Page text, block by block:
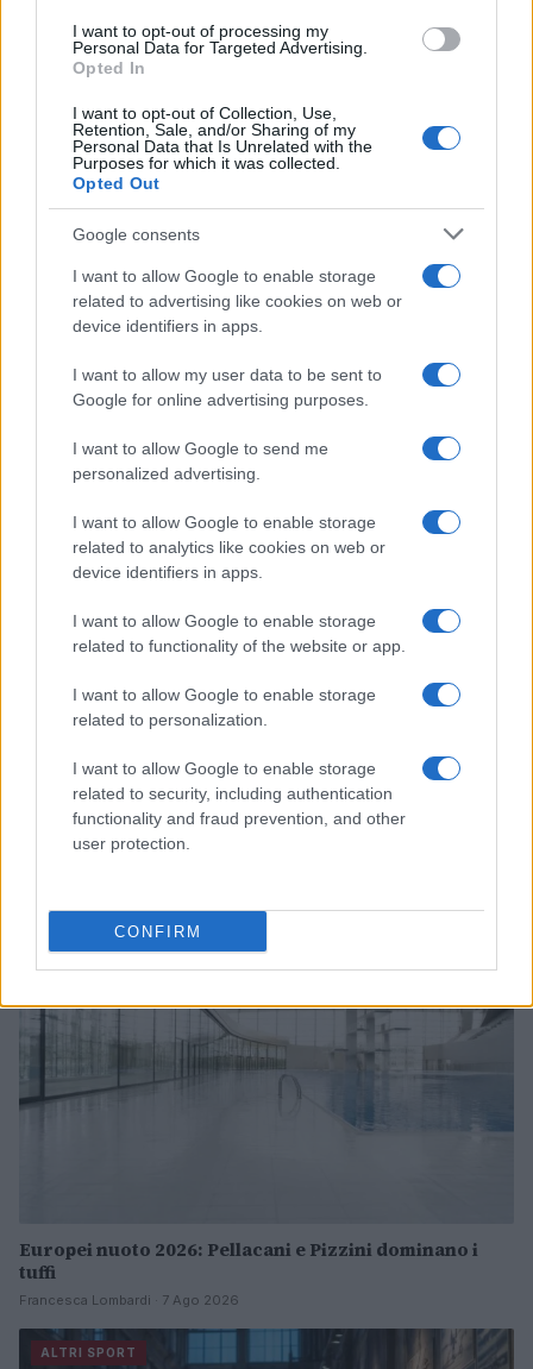
I want to opt-out of processing my
Personal Data for Targeted Advertising.
Opted In
I want to opt-out of Collection, Use,
Retention, Sale, and/or Sharing of my
Personal Data that Is Unrelated with the
Purposes for which it was collected.
Opted Out
Google consents
I want to allow Google to enable storage
related to advertising like cookies on web or
device identifiers in apps.
I want to allow my user data to be sent to
Google for online advertising purposes.
I want to allow Google to send me
personalized advertising.
I want to allow Google to enable storage
related to analytics like cookies on web or
device identifiers in apps.
I want to allow Google to enable storage
related to functionality of the website or app.
I want to allow Google to enable storage
related to personalization.
I want to allow Google to enable storage
related to security, including authentication
functionality and fraud prevention, and other
user protection.
CONFIRM
Andrea Conforti, 46enne torinese dal look
casual e naturale, è un analista tattico che
quando annotò la rimonta al box stampa dello
Stadio Olimpico Grande Torino: da
quell'appunto nacque la sua linea editoriale,
che propugna spiegazioni visive per il tifoso
allenatore under15 al Chieri e ciclista urbano.
Continua a leggere
ALTRI SPORT
Europei nuoto 2026: Pellacani e Pizzini dominano i
tuffi
Francesca Lombardi · 7 Ago 2026
ALTRI SPORT